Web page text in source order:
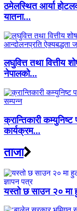
ठमेलस्थित आर्या
यातना...
लघुवित्त तथा वित्तीय
नेपालको...
क्रान्तिकारी
कार्यक्रम...
ताजा
यस्तो छ साउन २० मा